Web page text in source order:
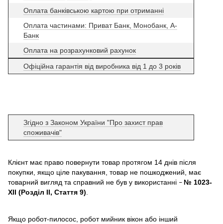
Оплата банківською картою при отриманні
Оплата частинами: Приват Банк, Монобанк, А-
Банк
Оплата на розрахунковий рахунок
Офіційна гарантія від виробника від 1 до 3 років
Згідно з Законом України "Про захист прав
споживачів"
Клієнт має право повернути товар протягом 14 днів після
покупки, якщо ціле пакування, товар не пошкоджений, має
товарний вигляд та справний не був у використанні – № 1023-
XII (Розділ II, Стаття 9)
Якщо робот-пилосос, робот мийник вікон або інший